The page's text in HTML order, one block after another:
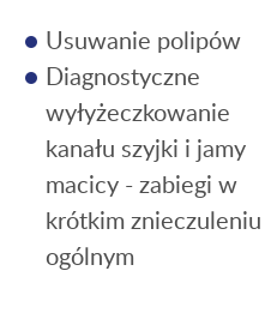
Usuwanie polipów
Diagnostyczne
wyłyżeczkowanie
kanału szyjki i jamy
macicy - zabiegi w
krótkim znieczuleniu
ogólnym